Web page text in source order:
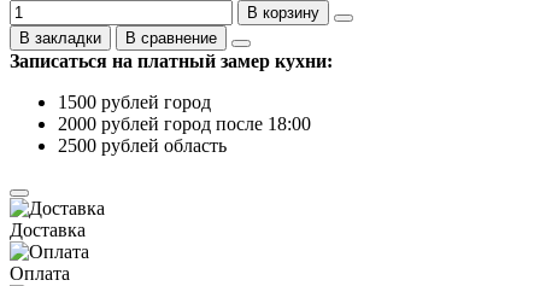
В корзину
В закладки
В сравнение
Записаться на платный замер кухни:
1500 рублей город
2000 рублей город после 18:00
2500 рублей область
Доставка
Оплата